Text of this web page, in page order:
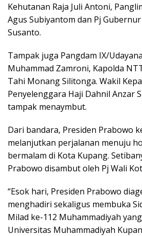
Kehutanan Raja Juli Antoni,
Agus Subiyantom dan Pj
Susanto.
Tampak juga Pangdam IX/
Muhammad Zamroni, Kapolda
Tahi Monang Silitonga. Wakil
Penyelenggara Haji Dahnil Anzar
tampak menaymbut.
Dari bandara, Presiden Prabowo
melanjutkan perjalanan menuju
bermalam di Kota Kupang.
Prabowo disambut oleh Pj Wali
“Esok hari, Presiden Prabowo
menghadiri sekaligus membuka
Milad ke-112 Muhammadiyah
Universitas Muhammadiyah